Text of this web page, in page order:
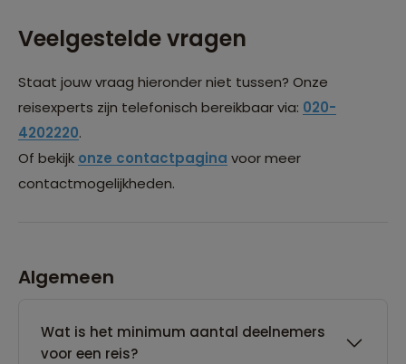
Veelgestelde vragen
Staat jouw vraag hieronder niet tussen? Onze
reisexperts zijn telefonisch bereikbaar via: 020-
4202220.
Of bekijk onze contactpagina voor meer
contactmogelijkheden.
Algemeen
Wat is het minimum aantal deelnemers
voor een reis?